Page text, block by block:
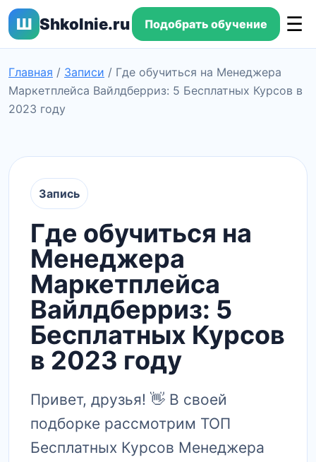
Ш Shkolnie.ru Подобрать обучение ☰
Главная / Записи / Где обучиться на Менеджера
Маркетплейса Вайлдберриз: 5 Бесплатных Курсов в
2023 году
Запись
Где обучиться на
Менеджера
Маркетплейса
Вайлдберриз: 5
Бесплатных Курсов
в 2023 году
Привет, друзья! 👋 В своей
подборке рассмотрим ТОП
Бесплатных Курсов Менеджера